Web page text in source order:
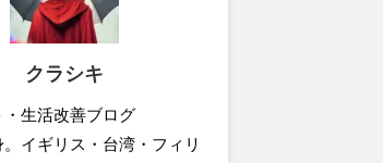
クラシキ
・生活改善ブログ
イギリス・台湾・フィリ